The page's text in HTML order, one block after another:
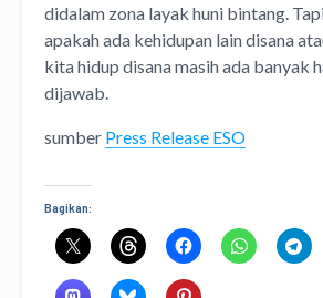
didalam zona layak huni bintang.
apakah ada kehidupan lain disana
kita hidup disana masih ada banyak
dijawab.
sumber Press Release ESO
Bagikan: